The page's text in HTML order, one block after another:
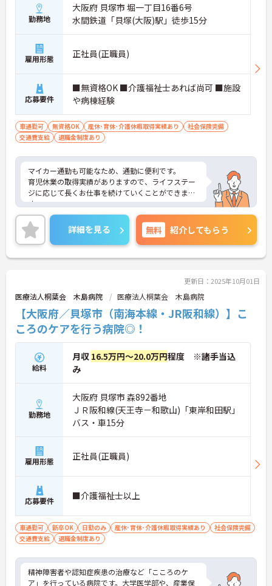
勤務地
大阪府 貝塚市 堀一丁目16番6号
水間鉄道「貝塚(大阪)駅」徒歩15分
雇用形態 正社員(正職員)
応募要件
■無資格OK ■介護福祉士あれば尚可 ■施設
や病棟経験
車通勤可 無資格OK 産休･育休･介護休暇取得実績あり
社会保険完備
交通費支給
退職金制度あり
マイカー通勤も可能なため、通勤に便利です。
育児休業の取得実績がありますので、ライフステー
ジに応じて長くお仕事を続けていくことができま
す。
ご興味ある方には、面接対策ポイントなど、さらに
詳細をお話しいたしますのでお気軽にご相談くださ
い。
詳細を見る 無料 紹介してもらう
更新日：2025年10月01日
医療法人桐葉会 木島病院 医療法人桐葉会 木島病院
【大阪府／貝塚市（南海本線・JR阪和線）】こ
ころのケアを行う病院◎！
給料
月収 16.5万円～20.0万円程度 ※諸手当込
み
勤務地
大阪府 貝塚市 森892番地
ＪＲ阪和線(天王寺－和歌山)「東岸和田駅」
バス・車15分
雇用形態 正社員(正職員)
応募要件 ■介護福祉士以上
車通勤可 新卒OK 日勤のみ 産休･育休･介護休暇取得実績あり
社会保険完備
交通費支給
退職金制度あり
精神障害者や認知症疾患の治療など「こころのケ
ア」を行っている病院です。大学医学部や、産業保